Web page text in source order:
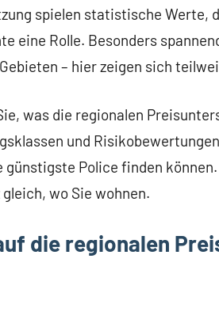
spielen statistische Werte,
eine Rolle. Besonders
– hier zeigen sich
was die regionalen
und
günstigste Police finden
gleich, wo Sie wohnen.
die regionalen